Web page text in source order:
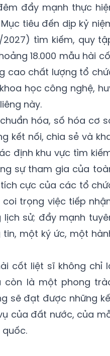
đẩy mạnh thực
tiêu đến dịp kỷ
tìm kiếm, quy
18.000 mẫu hài
cao chất lượng tổ
học công nghệ,
này.
hóa, số hóa cơ
kết nối, chia sẻ và
định khu vực tìm
sự tham gia của
cực của các tổ
trọng việc tiếp
sử; đẩy mạnh
một ký ức, một
cốt liệt sĩ không chỉ
còn là một phong
sẽ đạt được những
của đất nước, của